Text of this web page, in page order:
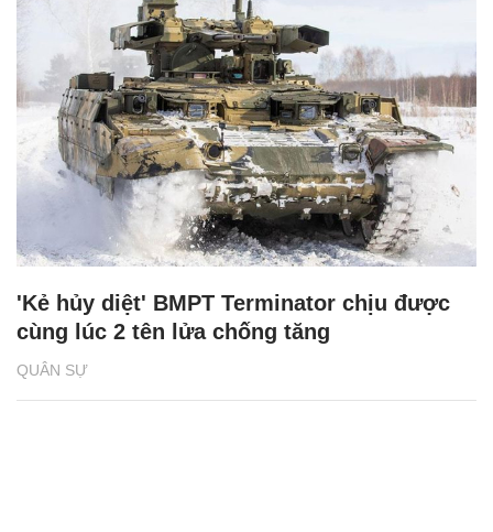
QUÂN SỰ
'Kẻ hủy diệt' BMPT Terminator chịu được
cùng lúc 2 tên lửa chống tăng